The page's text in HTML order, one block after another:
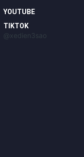
YOUTUBE
TIKTOK
@xedien3sao